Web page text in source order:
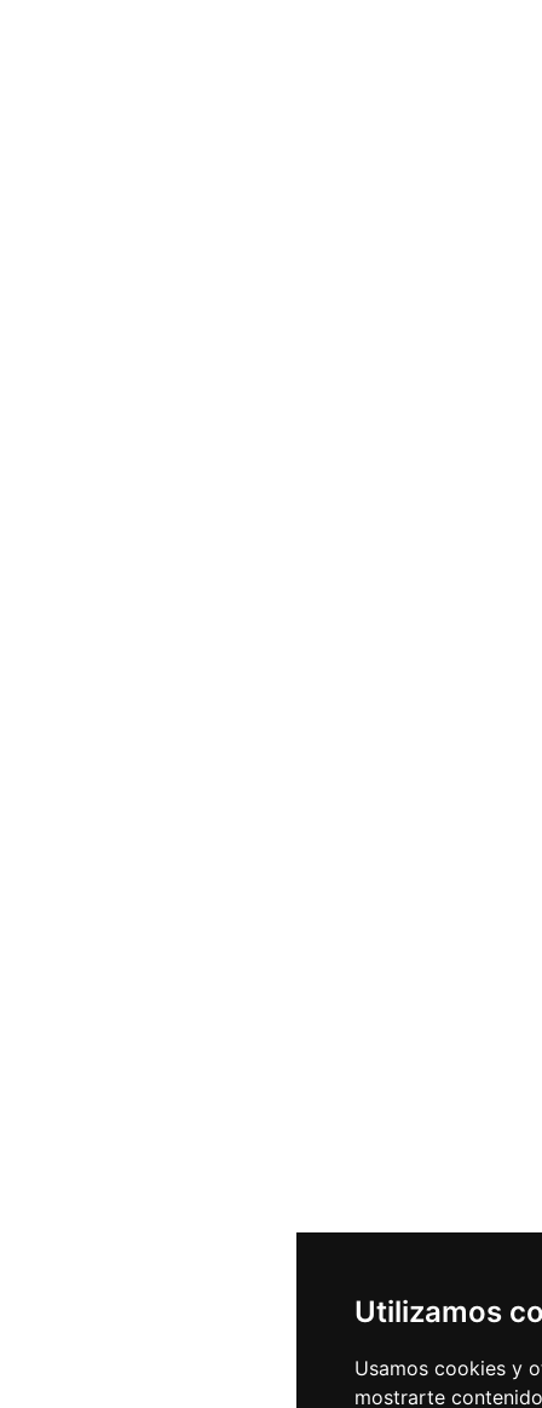
Utilizamos
Usamos cookies y
mostrarte